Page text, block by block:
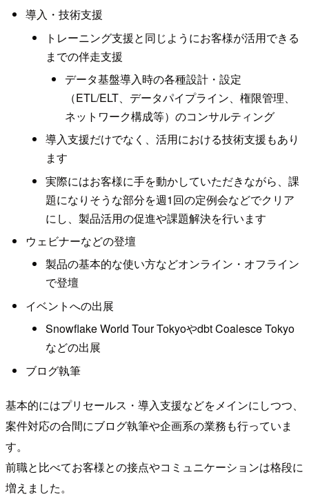
導入・技術支援
トレーニング支援と同じようにお客様が活用できる
までの伴走支援
データ基盤導入時の各種設計・設定
（ETL/ELT、データパイプライン、権限管理、
ネットワーク構成等）のコンサルティング
導入支援だけでなく、活用における技術支援もあり
ます
実際にはお客様に手を動かしていただきながら、課
題になりそうな部分を週1回の定例会などでクリア
にし、製品活用の促進や課題解決を行います
ウェビナーなどの登壇
製品の基本的な使い方などオンライン・オフライン
で登壇
イベントへの出展
Snowflake World Tour Tokyoやdbt Coalesce Tokyo
などの出展
ブログ執筆
基本的にはプリセールス・導入支援などをメインにしつつ、
案件対応の合間にブログ執筆や企画系の業務も行っていま
す。
前職と比べてお客様との接点やコミュニケーションは格段に
増えました。